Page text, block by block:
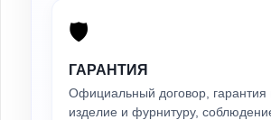
🛡️
ГАРАНТИЯ
Официальный договор, гарантия
изделие и фурнитуру,